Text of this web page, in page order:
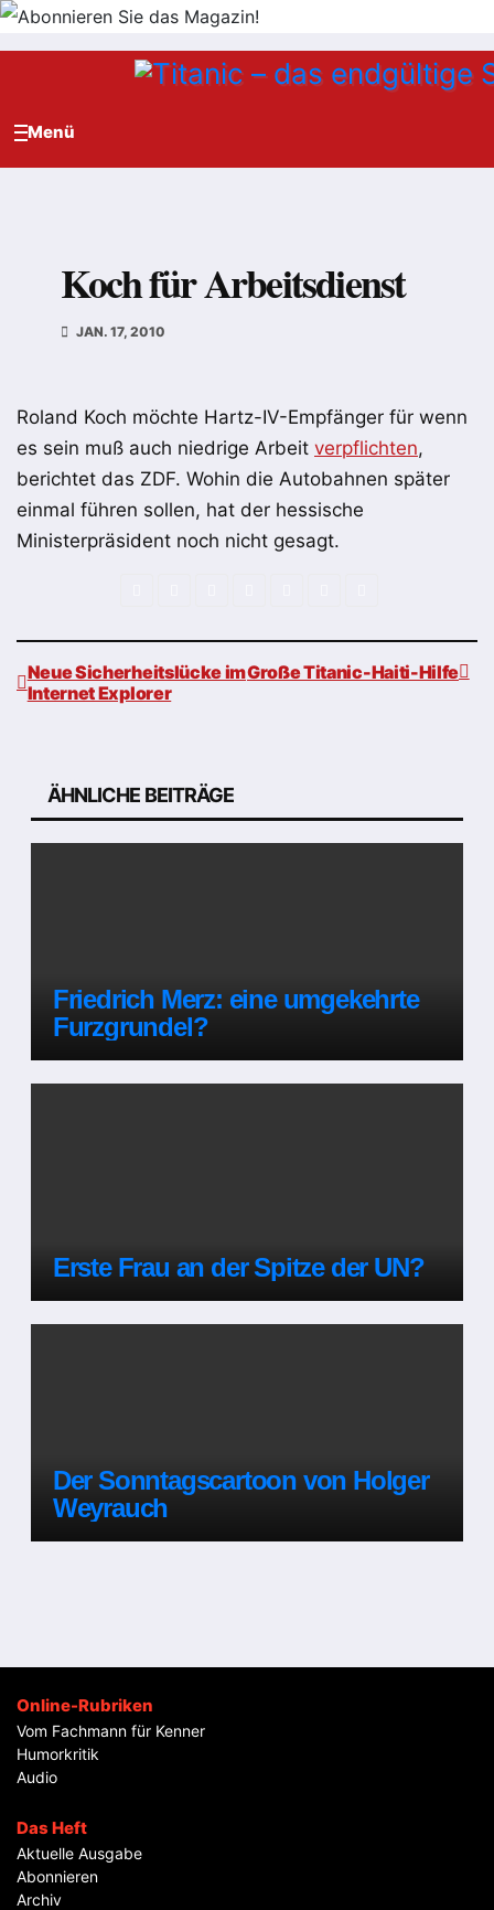
Zum
Koch für Arbeitsdienst
JAN. 17, 2010
Roland Koch möchte Hartz-IV-Empfänger für wenn
es sein muß auch niedrige Arbeit verpflichten,
berichtet das ZDF. Wohin die Autobahnen später
einmal führen sollen, hat der hessische
Ministerpräsident noch nicht gesagt.
Große Titanic-Haiti-Hilfe
Neue Sicherheitslücke im
Internet Explorer
ÄHNLICHE BEITRÄGE
Friedrich Merz: eine umgekehrte
Furzgrundel?
Erste Frau an der Spitze der UN?
Der Sonntagscartoon von Holger
Weyrauch
Online-Rubriken
Vom Fachmann für Kenner
Humorkritik
Audio
Das Heft
Aktuelle Ausgabe
Abonnieren
Archiv